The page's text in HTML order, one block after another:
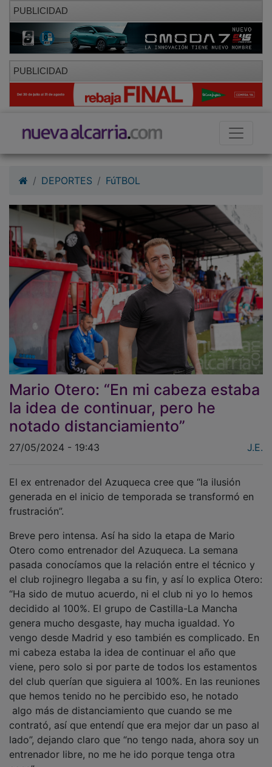
PUBLICIDAD
PUBLICIDAD
Mario Otero: “En mi cabeza estaba
la idea de continuar, pero he
notado distanciamiento”
generada en el inicio de temporada se transformó en
frustración”.
Otero como entrenador del Azuqueca. La semana
pasada conocíamos que la relación entre el técnico y
el club rojinegro llegaba a su fin, y así lo explica Otero:
“Ha sido de mutuo acuerdo, ni el club ni yo lo hemos
decidido al 100%. El grupo de Castilla-La Mancha
genera mucho desgaste, hay mucha igualdad. Yo
vengo desde Madrid y eso también es complicado. En
mi cabeza estaba la idea de continuar el año que
viene, pero solo si por parte de todos los estamentos
del club querían que siguiera al 100%. En las reuniones
que hemos tenido no he percibido eso, he notado
algo más de distanciamiento que cuando se me
contrató, así que entendí que era mejor dar un paso al
lado”, dejando claro que “no tengo nada, ahora soy un
entrenador libre, no me he ido porque tenga otra
cosa”.